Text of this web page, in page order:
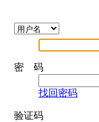
密 码
找回密码
验证码